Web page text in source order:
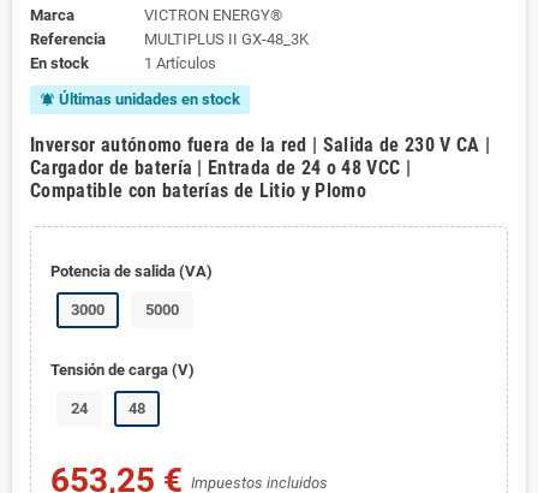
Marca
VICTRON ENERGY®
Referencia
MULTIPLUS II GX-48_3K
En stock
1 Artículos
notifications_active Últimas unidades en stock
Inversor autónomo fuera de la red | Salida de 230 V CA |
Cargador de batería | Entrada de 24 o 48 VCC |
Compatible con baterías de Litio y Plomo
Potencia de salida (VA)
3000 5000
Tensión de carga (V)
24 48
653,25 € Impuestos incluidos